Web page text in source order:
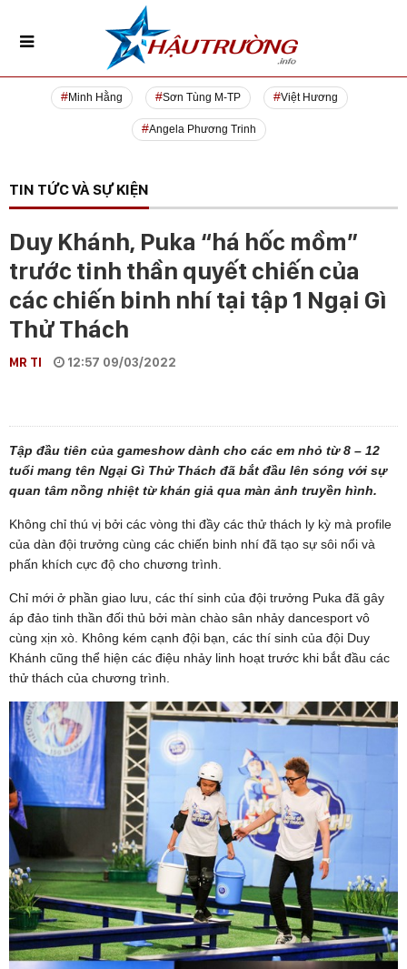
Minh Hằng Sơn Tùng M-TP Việt Hương
Angela Phương Trinh
TIN TỨC VÀ SỰ KIỆN
Duy Khánh, Puka “há hốc mồm”
trước tinh thần quyết chiến của
các chiến binh nhí tại tập 1 Ngại Gì
Thử Thách
MR TI 12:57 09/03/2022
Tập đầu tiên của gameshow dành cho các em nhỏ từ 8 – 12
tuổi mang tên Ngại Gì Thử Thách đã bắt đầu lên sóng với sự
quan tâm nồng nhiệt từ khán giả qua màn ảnh truyền hình.
Không chỉ thú vị bởi các vòng thi đầy các thử thách ly kỳ mà profile
của dàn đội trưởng cùng các chiến binh nhí đã tạo sự sôi nổi và
phấn khích cực độ cho chương trình.
Chỉ mới ở phần giao lưu, các thí sinh của đội trưởng Puka đã gây
áp đảo tinh thần đối thủ bởi màn chào sân nhảy dancesport vô
cùng xịn xò. Không kém cạnh đội bạn, các thí sinh của đội Duy
Khánh cũng thể hiện các điệu nhảy linh hoạt trước khi bắt đầu các
thử thách của chương trình.